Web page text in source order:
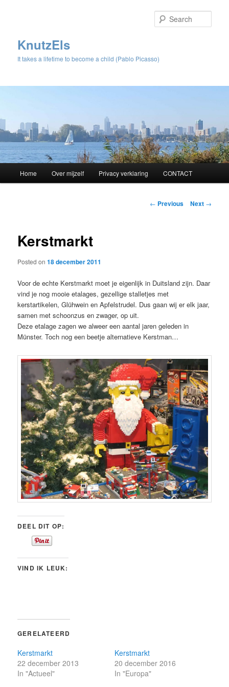
KnutzEls
It takes a lifetime to become a child (Pablo Picasso)
Skip
content
Home Over mijzelf Privacy verklaring CONTACT
Post
← Previous Next →
Kerstmarkt
Posted on18 december 2011
Voor de echte Kerstmarkt moet je eigenlijk in Duitsland zijn. Daar
vind je nog mooie etalages, gezellige stalletjes met
kerstartikelen, Glühwein en Apfelstrudel. Dus gaan wij er elk jaar,
samen met schoonzus en zwager, op uit.
Deze etalage zagen we alweer een aantal jaren geleden in
Münster. Toch nog een beetje alternatieve Kerstman…
DEEL DIT OP:
VIND IK LEUK:
GERELATEERD
Kerstmarkt
22 december 2013
In "Actueel"
Kerstmarkt
20 december 2016
In "Europa"